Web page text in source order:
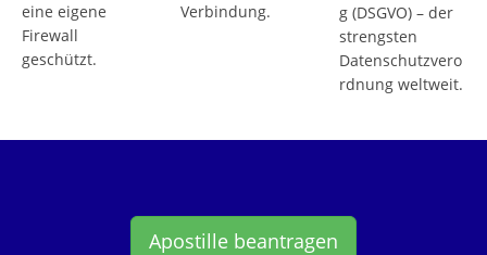
eine eigene
Firewall
geschützt.
Verbindung.
g (DSGVO) – der
strengsten
Datenschutzvero
rdnung weltweit.
Apostille beantragen